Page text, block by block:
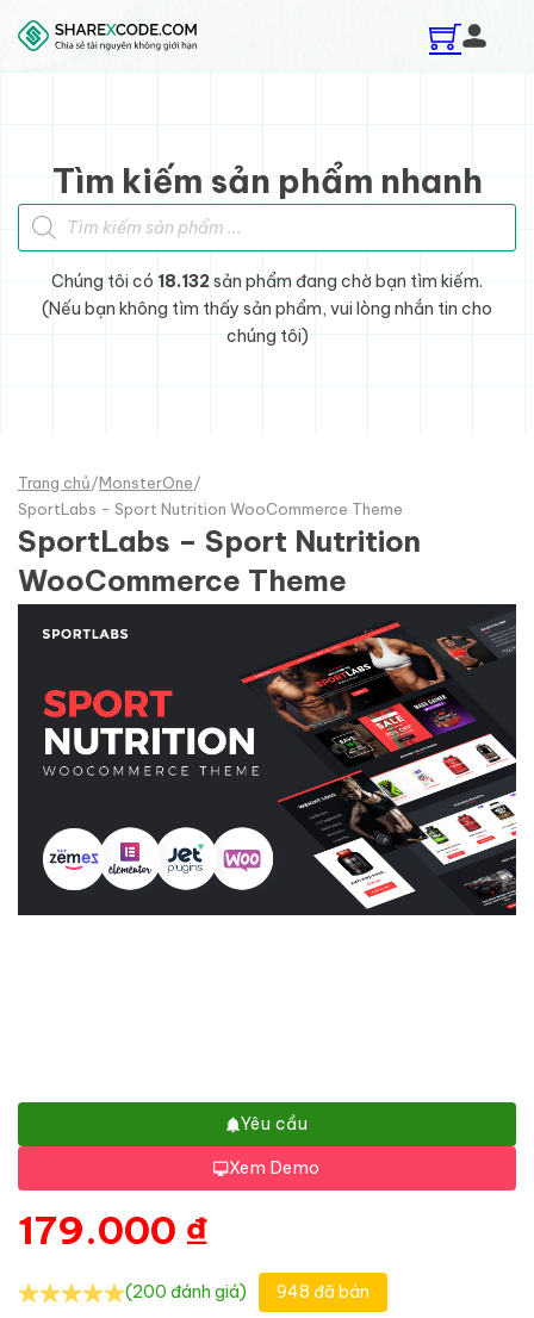
Skip to main content
Skip to footer
Tìm kiếm sản phẩm nhanh
Tìm kiếm sản phẩm
Chúng tôi có 18.132sản phẩm đang chờ bạn tìm kiếm.
(Nếu bạn không tìm thấy sản phẩm, vui lòng nhắn tin cho
chúng tôi)
Trang chủ/MonsterOne/
SportLabs - Sport Nutrition WooCommerce Theme
SportLabs – Sport Nutrition
WooCommerce Theme
Yêu cầu
Xem Demo
179.000 ₫
(200 đánh giá) 948 đã bán